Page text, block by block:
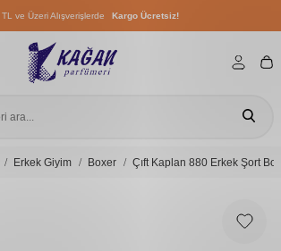
ve Üzeri Alışverişlerde Kargo Ücretsiz!
TL ve Üzeri Alışverişlerde
TL ve Üzeri Alışverişlerde
Erkek Giyim Boxer Çıft Kaplan 880 Erkek Şort